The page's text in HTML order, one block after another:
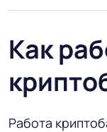
Как
Работа